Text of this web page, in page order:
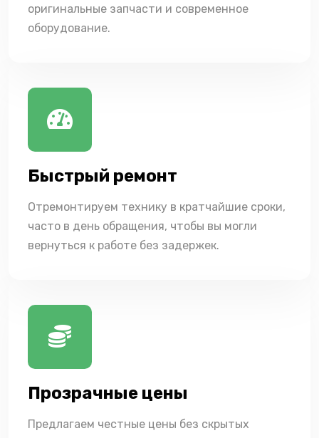
оригинальные запчасти и современное
оборудование.
Быстрый ремонт
Отремонтируем технику в кратчайшие сроки,
часто в день обращения, чтобы вы могли
вернуться к работе без задержек.
Прозрачные цены
Предлагаем честные цены без скрытых